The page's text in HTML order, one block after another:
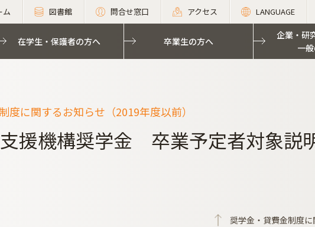
ム 図書館 問合せ窓口 アクセス LANGUAGE
在学生・保護者の方へ 卒業生の方へ
企業・研
一
度に関するお知らせ（2019年度以前）
援機構奨学金 卒業予定者対象説
奨学金・貸費金制度に